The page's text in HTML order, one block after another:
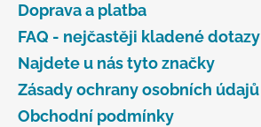
Doprava a platba
FAQ - nejčastěji kladené dotazy
Najdete u nás tyto značky
Zásady ochrany osobních údajů
Obchodní podmínky